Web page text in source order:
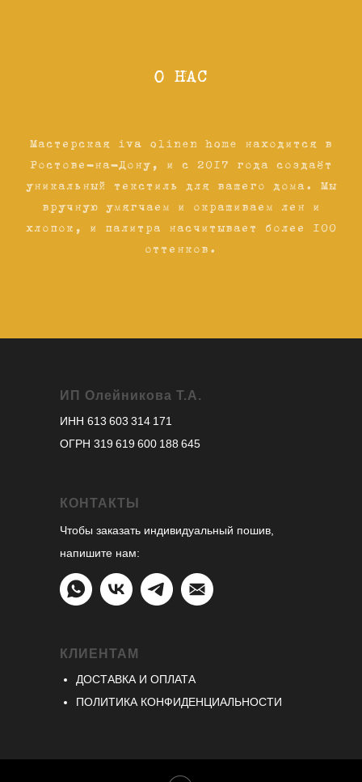
О НАС
Мастерская iva olinen home находится в
Ростове-на-Дону, и с 2017 года создаёт
уникальный текстиль для вашего дома. Мы
вручную умягчаем и окрашиваем лен и
хлопок, и палитра насчитывает более 100
оттенков.
ИП Олейникова Т.А.
ИНН 613 603 314 171
ОГРН 319 619 600 188 645
КОНТАКТЫ
Чтобы заказать индивидуальный пошив,
напишите нам:
КЛИЕНТАМ
ДОСТАВКА И ОПЛАТА
ПОЛИТИКА КОНФИДЕНЦИАЛЬНОСТИ